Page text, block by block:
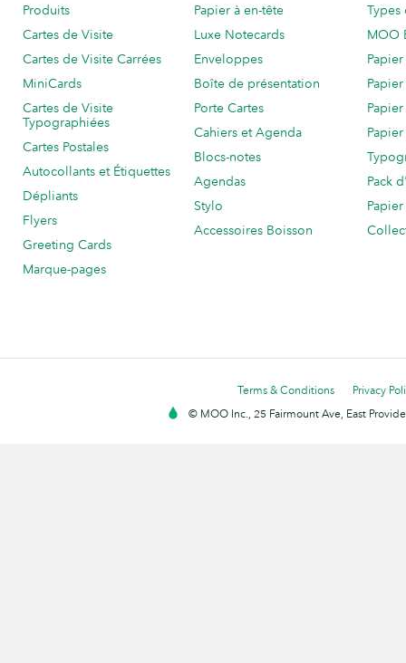
Produits
Cartes de Visite
Cartes de Visite Carrées
MiniCards
Cartes de Visite
Typographiées
Cartes Postales
Autocollants et Étiquettes
Dépliants
Flyers
Greeting Cards
Marque-pages
Papier à en-tête
Luxe Notecards
Enveloppes
Boîte de présentation
Porte Cartes
Cahiers et Agenda
Blocs-notes
Agendas
Stylo
Accessoires Boisson
MOO
Pack
Terms & Conditions
Privacy
© MOO Inc., 25 Fairmount Ave, East